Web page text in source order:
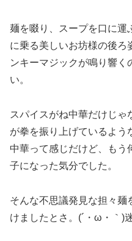
麺を啜り、スープを口に運
に乗る美しいお坊様の後ろ
ンキーマジックが鳴り響く
い。
スパイスがね中華だけじゃ
が拳を振り上げているよう
中華って感じだけど、もう
子になった気分でした。
そんな不思議発見な担々麺
けましたとさ。(´・ω・｀)